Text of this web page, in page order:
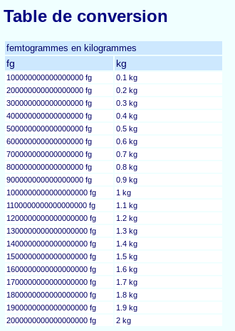
Table de conversion
femtogrammes en kilogrammes
fg kg
100000000000000000 fg
0.1 kg
200000000000000000 fg
0.2 kg
300000000000000000 fg
0.3 kg
400000000000000000 fg
0.4 kg
500000000000000000 fg
0.5 kg
600000000000000000 fg
0.6 kg
700000000000000000 fg
0.7 kg
800000000000000000 fg
0.8 kg
900000000000000000 fg
0.9 kg
1000000000000000000 fg
1 kg
1100000000000000000 fg
1.1 kg
1200000000000000000 fg
1.2 kg
1300000000000000000 fg
1.3 kg
1400000000000000000 fg
1.4 kg
1500000000000000000 fg
1.5 kg
1600000000000000000 fg
1.6 kg
1700000000000000000 fg
1.7 kg
1800000000000000000 fg
1.8 kg
1900000000000000000 fg
1.9 kg
2000000000000000000 fg
2 kg